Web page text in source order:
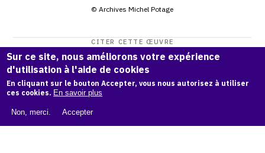
© Archives Michel Potage
CITER CETTE ŒUVRE
Michel Potage,SANS TITRE — 2013.
Catalogue raisonné Michel Potage
COPIER LA CITATION
Sur ce site, nous améliorons votre expérience
d'utilisation à l'aide de cookies
En cliquant sur le bouton Accepter, vous nous autorisez à utiliser
ces cookies. En savoir plus
Non, merci. Accepter